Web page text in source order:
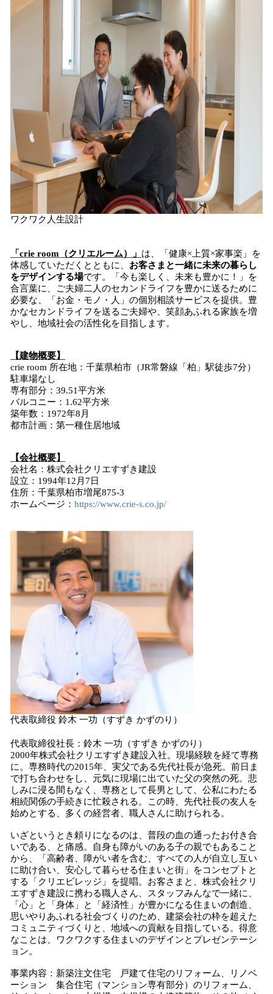
ワクワク人生設計
「crie room（クリエルーム）」 は、「健康×上質×家事楽」を
体感していただくとともに、 お客さまと一緒に未来の暮らし
をデザインする場です。「今も楽しく、未来も豊かに！」を
合言葉に、ご夫婦二人のセカンドライフを豊かに送るために
必要な、「お金・モノ・人」の個別相談サービスを提供。豊
かなセカンドライフを送るご夫婦や、笑顔あふれる家族を増
やし、地域社会の活性化を目指します。
【建物概要】
crie room 所在地：千葉県柏市（JR常磐線「柏」駅徒歩7分）
駐車場なし
専有部分：39.51平方米
バルコニー：1.62平方米
築年数：1972年8月
都市計画：第一種住居地域
【会社概要】
会社名：株式会社クリエすずき建設
設立：1994年12月7日
住所：千葉県柏市増尾875-3
ホームページ： https://www.crie-s.co.jp/
代表取締役 鈴木 一功（すずき かずのり）
代表取締役社長：鈴木 一功（すずき かずのり）
2000年株式会社クリエすずき建設入社。現場経験を経て専務
に。専務時代の2015年、実父である先代社長が急死。前日ま
で打ち合わせをし、元気に現場に出ていた父の突然の死。悲
しみに浸る間もなく、専務として長男として、公私にわたる
相続関係の手続きに忙殺される。この時、先代社長の友人を
始めとする、多くの経営者、職人さんに助けられる。
いざというとき頼りになるのは、普段の血の通ったお付き合
いである、と痛感。自身も障がいのある子の親でもあること
から、「高齢者、障がい者を含む、すべての人が自立し互い
に助け合い、安心して暮らせる住まいと街」をコンセプトと
する「クリエビレッジ」を提唱。お客さまと、株式会社クリ
エすずき建設に携わる職人さん、スタッフみんなで一緒に、
「心」と「身体」と「経済性」が豊かになる住まいの創造、
思いやりあふれる社会づくりのため、建築会社の枠を超えた
コミュニティづくりと、地域への貢献を目指している。得意
なことは、ワクワクする住まいのデザインとプレゼンテーシ
ョン。
事業内容：新築注文住宅 戸建て住宅のリフォーム、リノベ
ーション 集合住宅（マンション専有部分）のリフォーム、